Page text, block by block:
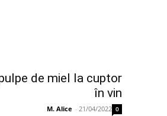
de miel la cuptor
în vin
M. Alice - 21/04/2022 0